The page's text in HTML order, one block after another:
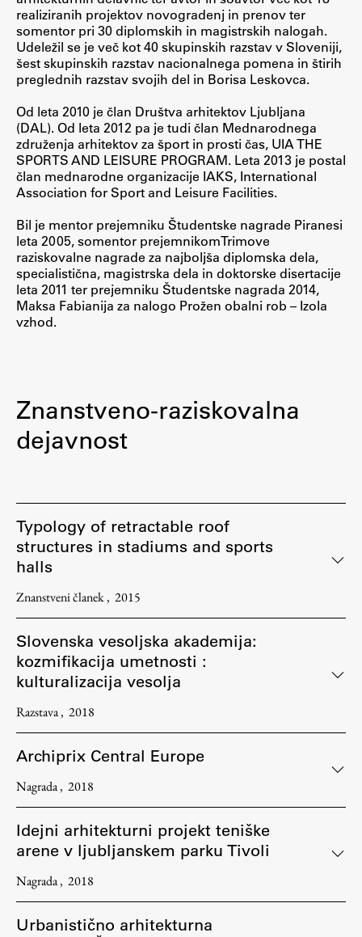
Delo
Seminarji
Seminarske teme
Gostujoči profesor
Delavnice
Študentski projekti
Ekskurzije
Zaključna dela
Razvojno sodelovanje in humanitarna pomoč
Zbirke
Publikacije
realiziranih projektov novogradenj in prenov ter
somentor pri 30 diplomskih in magistrskih nalogah.
Udeležil se je več kot 40 skupinskih razstav v Sloveniji,
šest skupinskih razstav nacionalnega pomena in štirih
preglednih razstav svojih del in Borisa Leskovca.
Od leta 2010 je član Društva arhitektov Ljubljana
(DAL). Od leta 2012 pa je tudi član Mednarodnega
združenja arhitektov za šport in prosti čas, UIA THE
SPORTS AND LEISURE PROGRAM. Leta 2013 je postal
član mednarodne organizacije IAKS, International
Association for Sport and Leisure Facilities.
Bil je mentor prejemniku Študentske nagrade Piranesi
leta 2005, somentor prejemnikomTrimove
raziskovalne nagrade za najboljša diplomska dela,
specialistična, magistrska dela in doktorske disertacije
leta 2011 ter prejemniku Študentske nagrada 2014,
Maksa Fabianija za nalogo Prožen obalni rob – Izola
vzhod.
Znanstveno-raziskovalna
dejavnost
Typology of retractable roof
structures in stadiums and sports
halls
Znanstveni članek 2015
Slovenska vesoljska akademija:
kozmifikacija umetnosti :
kulturalizacija vesolja
Razstava 2018
Archiprix Central Europe
Nagrada 2018
Idejni arhitekturni projekt teniške
arene v ljubljanskem parku Tivoli
Nagrada 2018
Urbanistično arhitekturna